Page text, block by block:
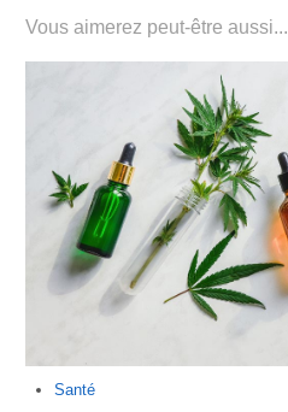
Vous aimerez peut-être aussi...
Santé